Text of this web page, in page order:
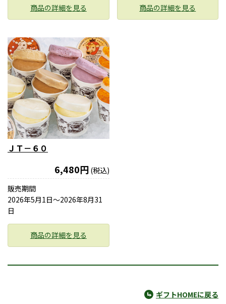
商品の詳細を見る 商品の詳細を見る
ＪＴ－６０
6,480円 (税込)
販売期間
2026年5月1日〜2026年8月31
日
商品の詳細を見る
ギフトHOMEに戻る